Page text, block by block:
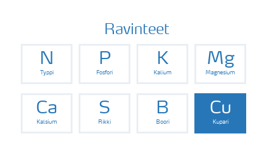
Ravinteet
N
Typpi
P
Fosfori
K
Kalium
Mg
Magnesium
Ca
Kalsium
S
Rikki
B
Boori
Cu
Kupari